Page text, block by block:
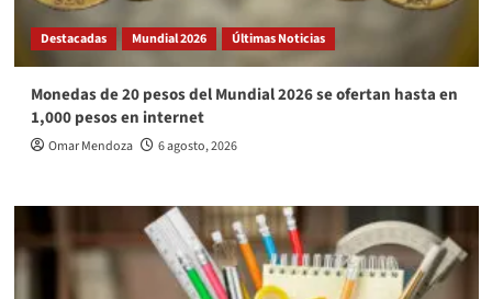
Destacadas Mundial 2026 Últimas Noticias
Monedas de 20 pesos del Mundial 2026 se ofertan hasta en
1,000 pesos en internet
Omar Mendoza 6 agosto, 2026